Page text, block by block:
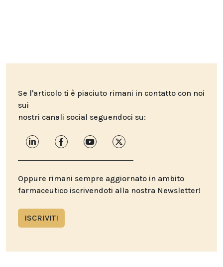
Se l'articolo ti è piaciuto rimani in contatto con noi
sui
nostri canali social seguendoci su:
Oppure rimani sempre aggiornato in ambito
farmaceutico iscrivendoti alla nostra Newsletter!
ISCRIVITI